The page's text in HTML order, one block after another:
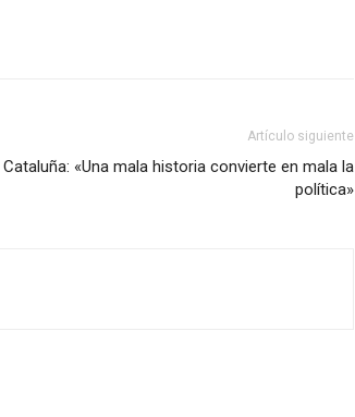
Artículo siguiente
Cataluña: «Una mala historia convierte en mala la
política»